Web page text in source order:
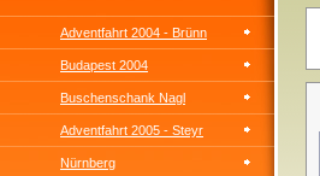
Adventfahrt 2004 - Brünn
Budapest 2004
Buschenschank Nagl
Adventfahrt 2005 - Steyr
Nürnberg